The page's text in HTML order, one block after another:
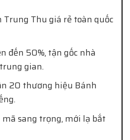
Trung Thu giá rẻ toàn quốc
đến 50%, tận gốc nhà
gian.
20 thương hiệu Bánh
sang trọng, mới lạ bắt